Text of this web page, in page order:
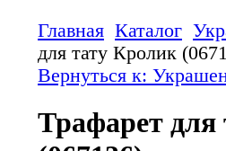
Главная Каталог
для тату Кролик
Вернуться к:
Трафарет для